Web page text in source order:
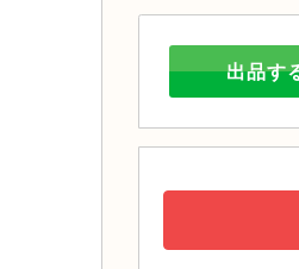
出品す